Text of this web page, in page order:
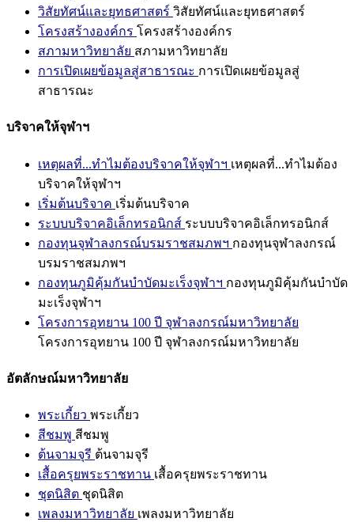
วิสัยทัศน์และยุทธศาสตร์ วิสัยทัศน์และยุทธศาสตร์
โครงสร้างองค์กร โครงสร้างองค์กร
สภามหาวิทยาลัย สภามหาวิทยาลัย
การเปิดเผยข้อมูลสู่สาธารณะ การเปิดเผยข้อมูลสู่
สาธารณะ
บริจาคให้จุฬาฯ
เหตุผลที่...ทำไมต้องบริจาคให้จุฬาฯ เหตุผลที่...ทำไมต้อง
บริจาคให้จุฬาฯ
เริ่มต้นบริจาค เริ่มต้นบริจาค
ระบบบริจาคอิเล็กทรอนิกส์ ระบบบริจาคอิเล็กทรอนิกส์
กองทุนจุฬาลงกรณ์บรมราชสมภพฯ กองทุนจุฬาลงกรณ์
บรมราชสมภพฯ
กองทุนภูมิคุ้มกันบำบัดมะเร็งจุฬาฯ กองทุนภูมิคุ้มกันบำบัด
มะเร็งจุฬาฯ
โครงการอุทยาน 100 ปี จุฬาลงกรณ์มหาวิทยาลัย
โครงการอุทยาน 100 ปี จุฬาลงกรณ์มหาวิทยาลัย
อัตลักษณ์มหาวิทยาลัย
พระเกี้ยว พระเกี้ยว
สีชมพู สีชมพู
ต้นจามจุรี ต้นจามจุรี
เสื้อครุยพระราชทาน เสื้อครุยพระราชทาน
ชุดนิสิต ชุดนิสิต
เพลงมหาวิทยาลัย เพลงมหาวิทยาลัย